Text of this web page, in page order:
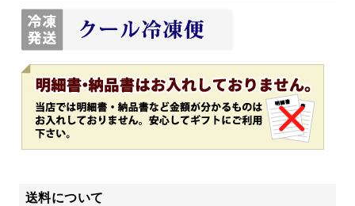
送料について